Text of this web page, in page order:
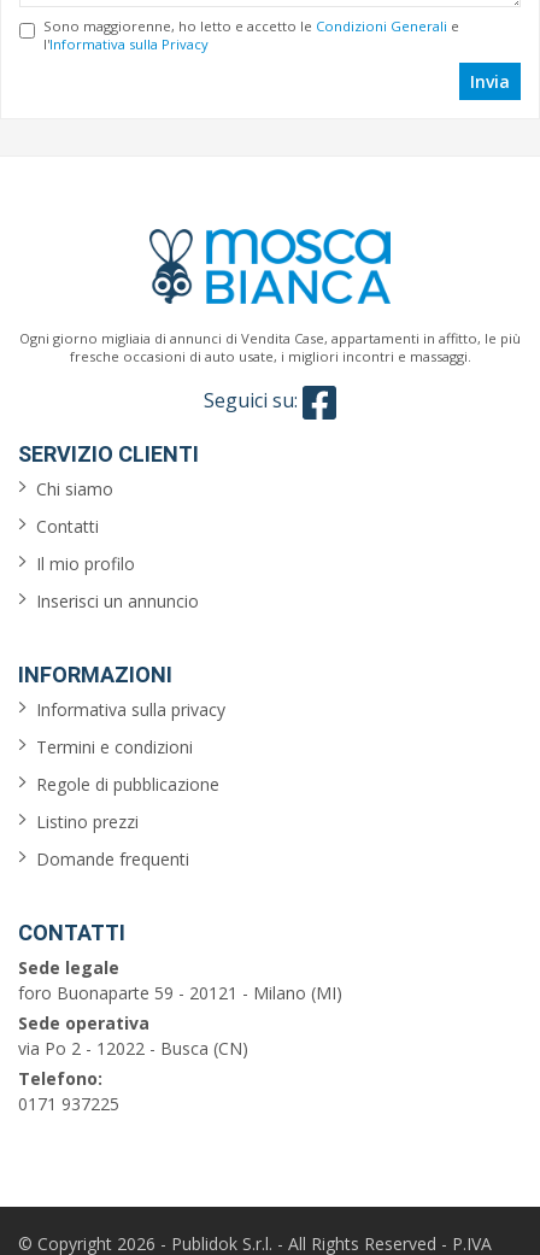
Sono maggiorenne, ho letto e accetto le Condizioni Generali e
l'Informativa sulla Privacy
Invia
Ogni giorno migliaia di annunci di Vendita Case, appartamenti in affitto, le più
fresche occasioni di auto usate, i migliori incontri e massaggi.
Seguici su:
SERVIZIO CLIENTI
Chi siamo
Contatti
Il mio profilo
Inserisci un annuncio
INFORMAZIONI
Informativa sulla privacy
Termini e condizioni
Regole di pubblicazione
Listino prezzi
Domande frequenti
CONTATTI
Sede legale
foro Buonaparte 59 - 20121 - Milano (MI)
Sede operativa
via Po 2 - 12022 - Busca (CN)
Telefono:
0171 937225
© Copyright 2026 - Publidok S.r.l. - All Rights Reserved - P.IVA